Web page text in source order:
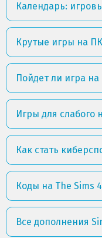
Календарь:
Крутые игры на ПК
Пойдет ли игра на
Игры для слабого
Как стать
Коды на The Sims 4
Все дополнения